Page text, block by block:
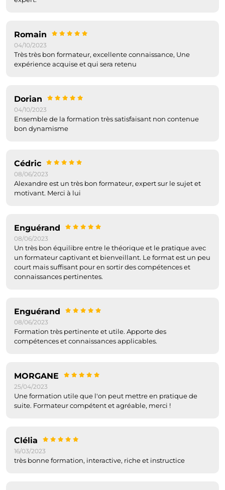
Romain
04/10/2023
Très très bon formateur, excellente connaissance, Une
expérience acquise et qui sera retenu
Dorian
04/10/2023
Ensemble de la formation très satisfaisant non contenue
bon dynamisme
Cédric
08/06/2023
Alexandre est un très bon formateur, expert sur le sujet et
motivant. Merci à lui
Enguérand
08/06/2023
Un très bon équilibre entre le théorique et le pratique avec
un formateur captivant et bienveillant. Le format est un peu
court mais suffisant pour en sortir des compétences et
connaissances pertinentes.
Enguérand
08/06/2023
Formation très pertinente et utile. Apporte des
compétences et connaissances applicables.
MORGANE
25/04/2023
Une formation utile que l'on peut mettre en pratique de
suite. Formateur compétent et agréable, merci !
Clélia
16/03/2023
très bonne formation, interactive, riche et instructice